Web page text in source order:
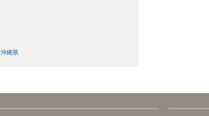
沖縄県